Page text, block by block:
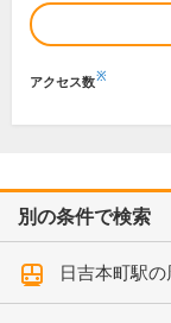
アクセス数※
別の条件で検索
日吉本町駅